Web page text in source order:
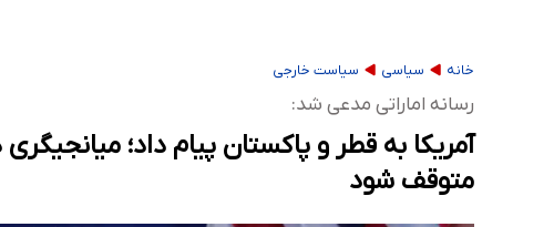
خانه سیاسی سیاست خارجی
رسانه اماراتی مدعی شد:
آمریکا به قطر و پاکستان پیام داد؛ میانجیگری
متوقف شود